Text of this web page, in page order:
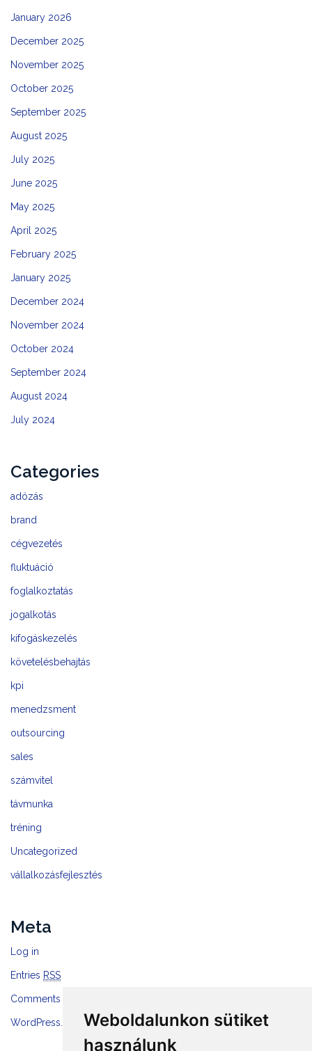
Weboldalunkon sütiket
használunk
January 2026
December 2025
November 2025
October 2025
September 2025
August 2025
July 2025
June 2025
May 2025
April 2025
February 2025
January 2025
December 2024
November 2024
October 2024
September 2024
August 2024
July 2024
Categories
adózás
brand
cégvezetés
fluktuáció
foglalkoztatás
jogalkotás
kifogáskezelés
követelésbehajtás
kpi
menedzsment
outsourcing
sales
számvitel
távmunka
tréning
Uncategorized
vállalkozásfejlesztés
Meta
Log in
Entries RSS
Comments
WordPress.org